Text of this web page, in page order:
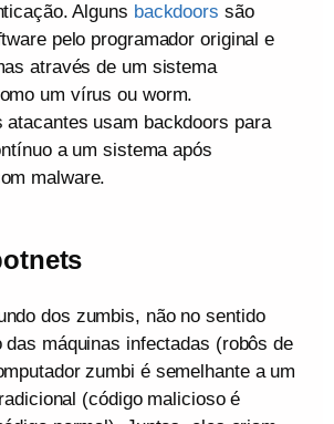
Alguns backdoors são
pelo programador original e
através de um sistema
um vírus ou worm.
atacantes usam backdoors para
a um sistema após
malware.
dos zumbis, não no sentido
máquinas infectadas (robôs de
zumbi é semelhante a um
(código malicioso é